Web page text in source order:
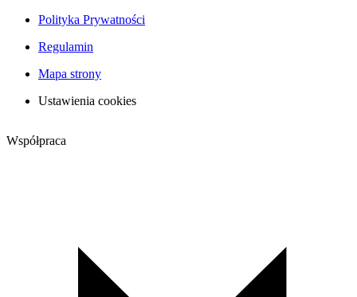
Polityka Prywatności
Regulamin
Mapa strony
Ustawienia cookies
Współpraca